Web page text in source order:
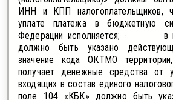
ИНН и КПП налогоплательщиков,
уплате платежа в бюджетную
Федерации исполняется; · в
должно быть указано
значение кода ОКТМО
получает денежные средства от
входящих в состав единого
поле 104 «КБК» должно быть